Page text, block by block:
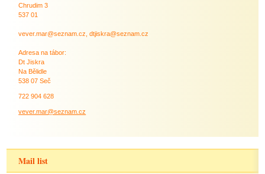
Chrudim 3
537 01
vever.mar@seznam.cz, dtjiskra@seznam.cz
Adresa na tábor:
Dt Jiskra
Na Bělidle
538 07 Seč
722 904 628
vever.mar@seznam.cz
Mail list